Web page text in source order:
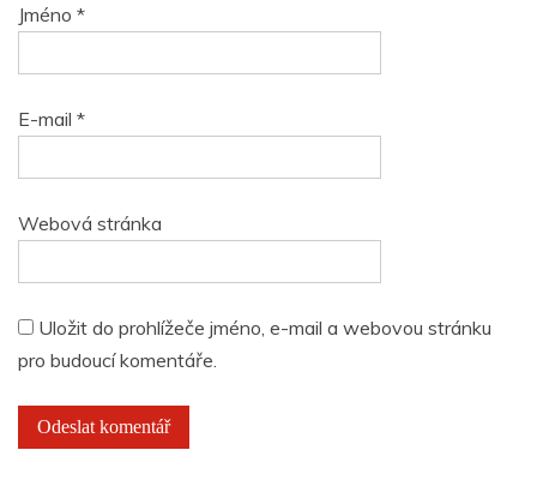
Jméno *
E-mail *
Webová stránka
Uložit do prohlížeče jméno, e-mail a webovou stránku
pro budoucí komentáře.